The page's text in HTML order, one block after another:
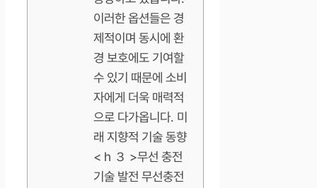
이러한 옵션들은 경
제적이며 동시에 환
경 보호에도 기여할
수 있기 때문에 소비
자에게 더욱 매력적
으로 다가옵니다. 미
래 지향적 기술 동향
< h ３ >무선 충전
기술 발전 무선충전